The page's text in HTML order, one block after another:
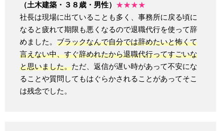
（土木建築・３８歳・男性） ★★★★
社長は現場に出ていることも多く、事務所に戻る頃に
なると疲れて期限も悪くなるので退職代行を使って辞
めました。 ブラックなんで自分では辞めたいと怖くて
言えない中、すぐ辞めれたから退職代行ってすごいな
と思いました。ただ、返信が遅い時があって不安にな
ることや質問してもはぐらかされることがあってそこ
は残念でした。